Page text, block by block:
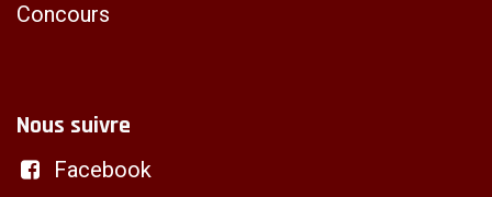
Concours
Nous suivre
Facebook